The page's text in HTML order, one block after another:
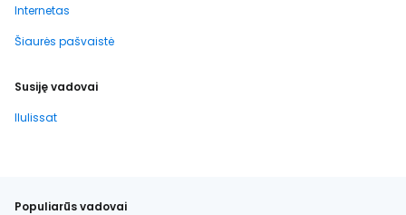
Internetas
Šiaurės pašvaistė
Susiję vadovai
Ilulissat
Populiarūs vadovai